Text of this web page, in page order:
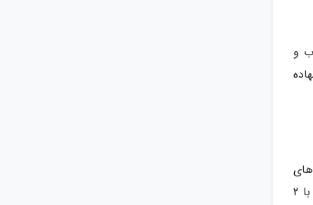
و
جاری، در رتبه 23 جهانی نهاده
برزیل در این مورد حرف اول را می زنند. در برزیل 15 دانشگاه، در مکزیک 4 دانشگاه، شیلی با 3 دانشگاه و آرژانتین با 2